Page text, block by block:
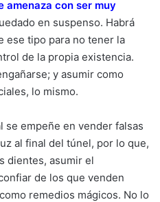
amenaza con ser muy
en suspenso. Habrá
ese tipo para no tener la
de la propia existencia.
y asumir como
lo mismo.
se empeñe en vender falsas
al final del túnel, por lo que,
dientes, asumir el
de los que venden
como remedios mágicos. No lo